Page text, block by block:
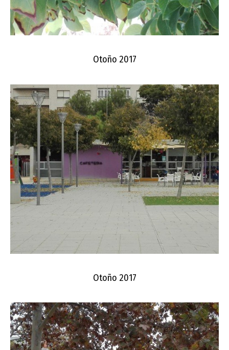
Otoño 2017
Otoño 2017